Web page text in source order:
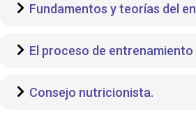
Fundamentos y teorías del
El proceso de
Consejo nutricionista.